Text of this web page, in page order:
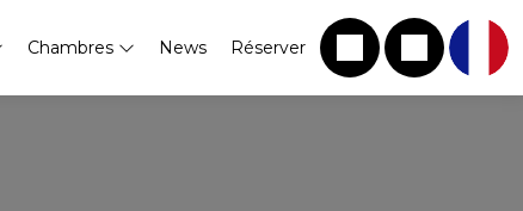
Chambres News Réserver